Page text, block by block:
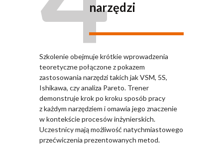
narzędzi
Szkolenie obejmuje krótkie wprowadzenia
teoretyczne połączone z pokazem
zastosowania narzędzi takich jak VSM, 5S,
Ishikawa, czy analiza Pareto. Trener
demonstruje krok po kroku sposób pracy
z każdym narzędziem i omawia jego znaczenie
w kontekście procesów inżynierskich.
Uczestnicy mają możliwość natychmiastowego
przećwiczenia prezentowanych metod.